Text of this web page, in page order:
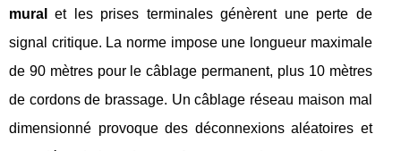
mural
et les prises terminales génèrent une perte de
signal critique. La norme impose une longueur maximale
de 90 mètres pour le câblage permanent, plus 10 mètres
de cordons de brassage. Un câblage réseau maison mal
dimensionné provoque des déconnexions aléatoires et